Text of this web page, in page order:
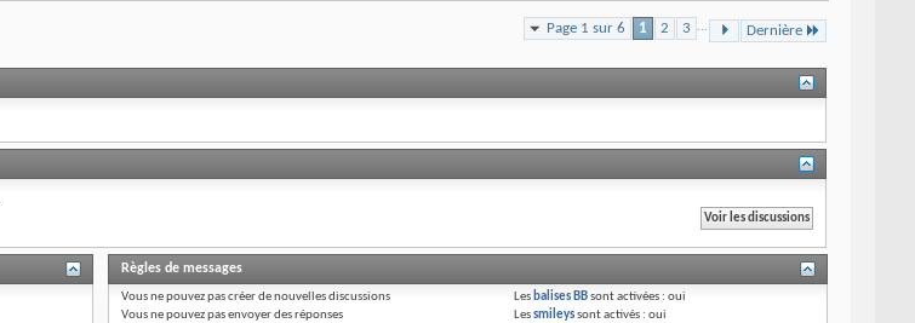
Page 1 sur 6 1 2 3 ... Dernière
Règles de messages
Vousne pouvez pascréer de nouvelles discussions
Vousne pouvez pasenvoyer des réponses
Les balises BBsont activées :oui
Lessmileyssont activés :oui